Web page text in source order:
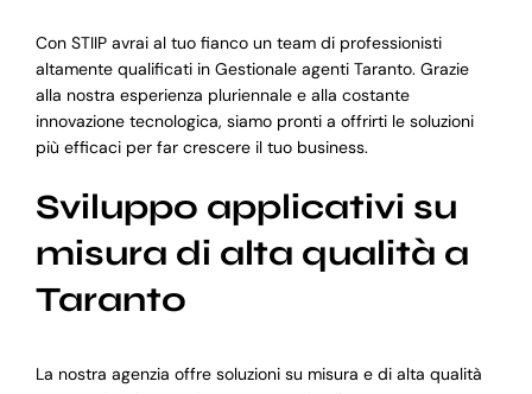
Con STIIP avrai al tuo fianco un team di professionisti
altamente qualificati in Gestionale agenti Taranto. Grazie
alla nostra esperienza pluriennale e alla costante
innovazione tecnologica, siamo pronti a offrirti le soluzioni
più efficaci per far crescere il tuo business.
Sviluppo applicativi su
misura di alta qualità a
Taranto
La nostra agenzia offre soluzioni su misura e di alta qualità